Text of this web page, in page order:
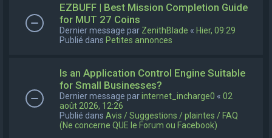
EZBUFF | Best Mission Completion Guide
for MUT 27 Coins
Dernier message par ZenithBlade « Hier, 09:29
Publié dans Petites annonces
Is an Application Control Engine Suitable
for Small Businesses?
Dernier message parinternet_incharge0 « 02
août 2026, 12:26
Publié dans Avis / Suggestions / plaintes / FAQ
(Ne concerne QUE le Forum ou Facebook)